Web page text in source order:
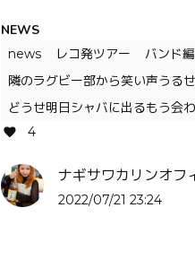
NEWS
news レコ発ツアー バンド
隣のラグビー部から笑い声うる
どうせ明日シャバに出るもう会
4
ナギサワカリンオフ
2022/07/21 23:24